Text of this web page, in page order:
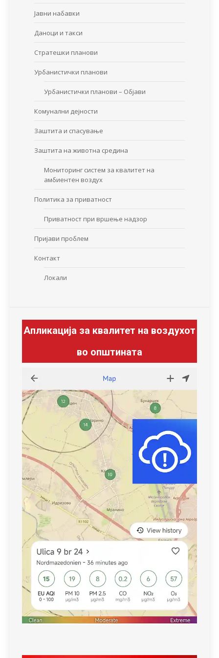
Јавни набавки
Даноци и такси
Стратешки планови
Урбанистички планови
Урбанистички планови – Објави
Комунални дејности
Заштита и спасување
Заштита на животна средина
Мониторинг систем за квалитет на
амбиентен воздух
Политика за приватност
Приватност при вршење надзор
Пријави проблем
Контакт
Локали
Апликација за квалитет на воздухот
во општината